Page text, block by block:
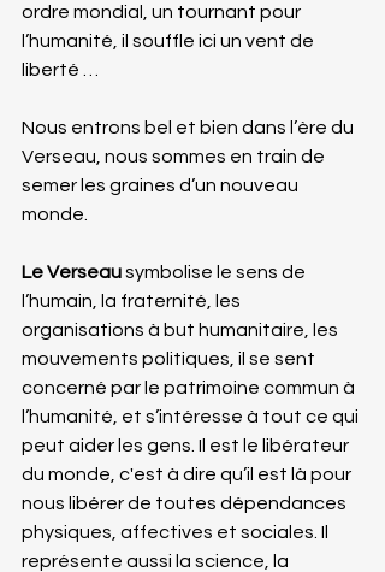
ordre mondial, un tournant pour
l’humanité, il souffle ici un vent de
liberté …
Nous entrons bel et bien dans l’ère du
Verseau, nous sommes en train de
semer les graines d’un nouveau
monde.
Le Verseau symbolise le sens de
l’humain, la fraternité, les
organisations à but humanitaire, les
mouvements politiques, il se sent
concerné par le patrimoine commun à
l’humanité, et s’intéresse à tout ce qui
peut aider les gens. Il est le libérateur
du monde, c'est à dire qu’il est là pour
nous libérer de toutes dépendances
physiques, affectives et sociales. Il
représente aussi la science, la